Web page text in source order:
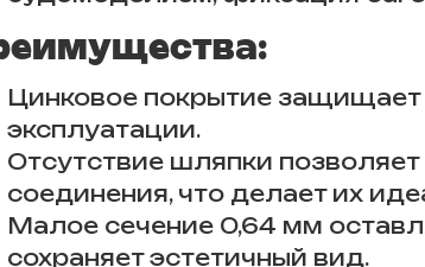
Цинковое покрытие защищает
эксплуатации.
Отсутствие шляпки
соединения, что делает их
Малое сечение 0,64 мм
сохраняет эстетичный вид.